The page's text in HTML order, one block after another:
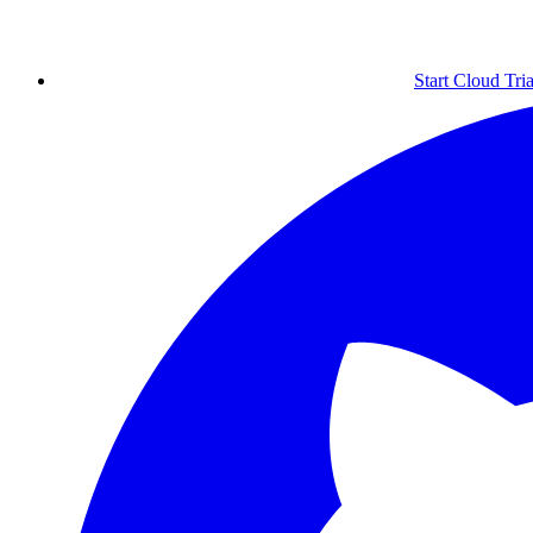
Start Cloud